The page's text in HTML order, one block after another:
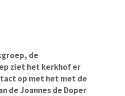
de
ziet het kerkhof er
op met het met de
de Joannes de Doper